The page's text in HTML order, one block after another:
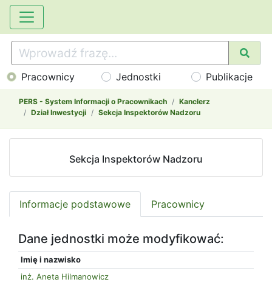
Pracownicy Jednostki Publikacje
PERS - System Informacji o Pracownikach
Kanclerz
Dział Inwestycji
Sekcja Inspektorów Nadzoru
Sekcja Inspektorów Nadzoru
Informacje podstawowe Pracownicy
Dane jednostki może modyfikować:
Imię i nazwisko
inż. Aneta Hilmanowicz